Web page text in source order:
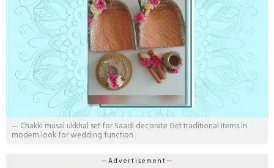
— Chakki musal ukkhal set for Saadi decorate Get traditional items in
modern look for wedding function
—Advertisement—